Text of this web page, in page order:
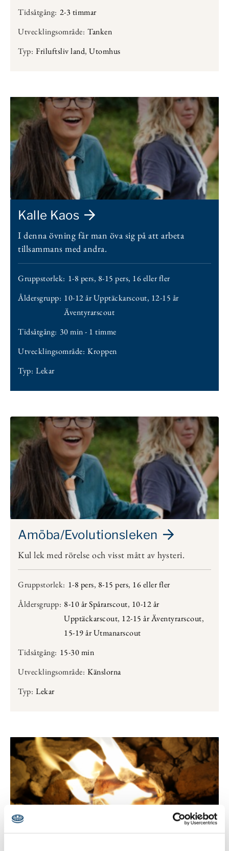
Tidsåtgång: 2-3 timmar
Utvecklingsområde: Tanken
Typ: Friluftsliv land, Utomhus
Kalle Kaos
I denna övning får man öva sig på att arbeta
tillsammans med andra.
Gruppstorlek: 1-8 pers, 8-15 pers, 16 eller fler
Åldersgrupp: 10-12 år Upptäckarscout, 12-15 år
Äventyrarscout
Tidsåtgång: 30 min - 1 timme
Utvecklingsområde: Kroppen
Typ: Lekar
Amöba/Evolutionsleken
Kul lek med rörelse och visst mått av hysteri.
Gruppstorlek: 1-8 pers, 8-15 pers, 16 eller fler
Åldersgrupp: 8-10 år Spårarscout, 10-12 år
Upptäckarscout, 12-15 år Äventyrarscout,
15-19 år Utmanarscout
Tidsåtgång: 15-30 min
Utvecklingsområde: Känslorna
Typ: Lekar